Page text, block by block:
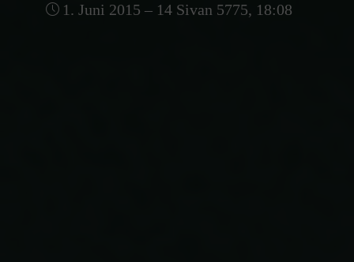
1. Juni 2015 – 14 Sivan 5775, 18:08